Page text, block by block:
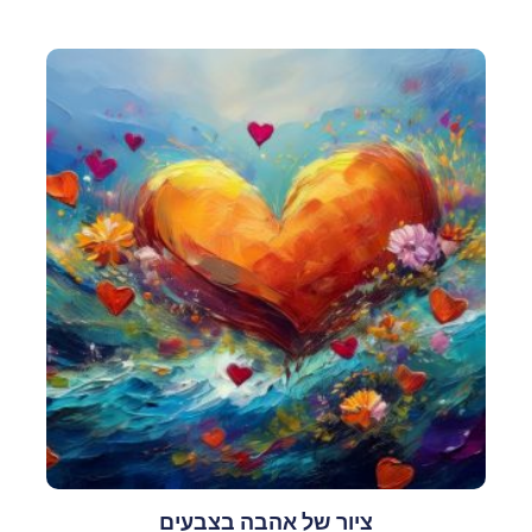
ציור של אהבה בצבעים